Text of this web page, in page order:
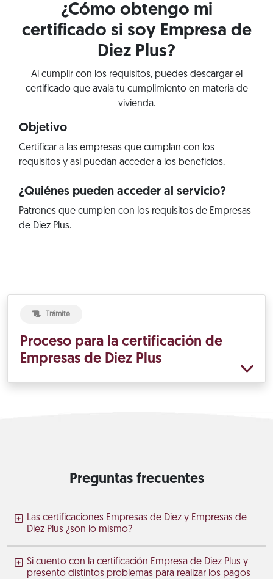
¿Cómo obtengo mi
certificado si soy Empresa de
Diez Plus?
Al cumplir con los requisitos, puedes descargar el
certificado que avala tu cumplimiento en materia de
vivienda.
Objetivo
Certificar a las empresas que cumplan con los
requisitos y así puedan acceder a los beneficios.
¿Quiénes pueden acceder al servicio?
Patrones que cumplen con los requisitos de Empresas
de Diez Plus.
Trámite
Proceso para la certificación de
Empresas de Diez Plus
Preguntas frecuentes
Las certificaciones Empresas de Diez y Empresas de
Diez Plus ¿son lo mismo?
Si cuento con la certificación Empresa de Diez Plus y
presento distintos problemas para realizar los pagos